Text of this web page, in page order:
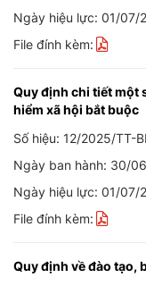
Ngày hiệu lực: 01/07/
File đính kèm:
Quy định chi tiết một
hiểm xã hội bắt buộc
Số hiệu: 12/2025/TT-
Ngày ban hành: 30/
Ngày hiệu lực: 01/07/
File đính kèm:
Quy định về đào tạo,